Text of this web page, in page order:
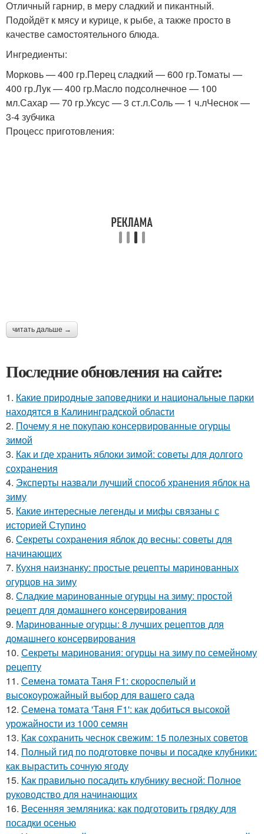
Отличный гарнир, в меру сладкий и пикантный.
Подойдёт к мясу и курице, к рыбе, а также просто в
качестве самостоятельного блюда.
Ингредиенты:
Морковь — 400 гр.Перец сладкий — 600 гр.Томаты —
400 гр.Лук — 400 гр.Масло подсолнечное — 100
мл.Сахар — 70 гр.Уксус — 3 ст.л.Соль — 1 ч.лЧеснок —
3-4 зубчика
Процесс приготовления:
читать дальше →
Последние обновления на сайте:
1. Какие природные заповедники и национальные парки
находятся в Калининградской области
2. Почему я не покупаю консервированные огурцы
зимой
3. Как и где хранить яблоки зимой: советы для долгого
сохранения
4. Эксперты назвали лучший способ хранения яблок на
зиму
5. Какие интересные легенды и мифы связаны с
историей Ступино
6. Секреты сохранения яблок до весны: советы для
начинающих
7. Кухня наизнанку: простые рецепты маринованных
огурцов на зиму
8. Сладкие маринованные огурцы на зиму: простой
рецепт для домашнего консервирования
9. Маринованные огурцы: 8 лучших рецептов для
домашнего консервирования
10. Секреты маринования: огурцы на зиму по семейному
рецепту
11. Семена томата Таня F1: скороспелый и
высокоурожайный выбор для вашего сада
12. Семена томата 'Таня F1': как добиться высокой
урожайности из 1000 семян
13. Как сохранить чеснок свежим: 15 полезных советов
14. Полный гид по подготовке почвы и посадке клубники:
как вырастить сочную ягоду
15. Как правильно посадить клубнику весной: Полное
руководство для начинающих
16. Весенняя земляника: как подготовить грядку для
посадки осенью